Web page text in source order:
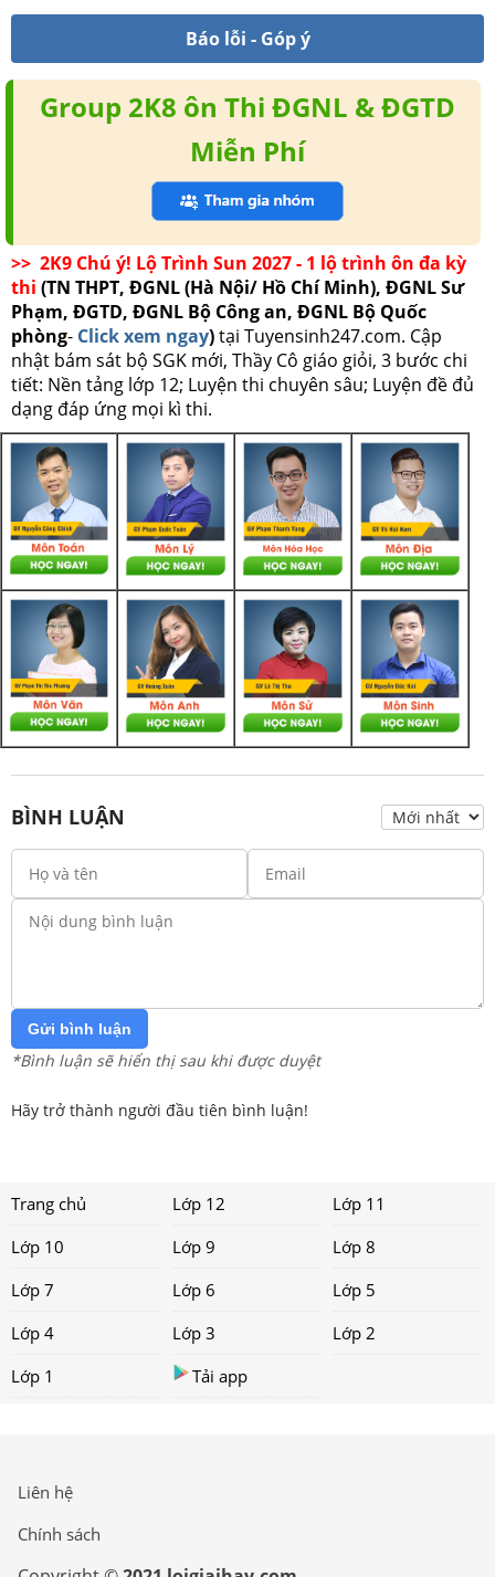
Báo lỗi - Góp ý
Group 2K8 ôn Thi ĐGNL & ĐGTD
Miễn Phí
>> 2K9 Chú ý! Lộ Trình Sun 2027 - 1 lộ trình ôn đa kỳ
thi (TN THPT, ĐGNL (Hà Nội/ Hồ Chí Minh), ĐGNL Sư
Phạm, ĐGTD, ĐGNL Bộ Công an, ĐGNL Bộ Quốc
phòng- Click xem ngay)tại Tuyensinh247.com. Cập
nhật bám sát bộ SGK mới, Thầy Cô giáo giỏi, 3 bước chi
tiết: Nền tảng lớp 12; Luyện thi chuyên sâu; Luyện đề đủ
dạng đáp ứng mọi kì thi.
BÌNH LUẬN
Gửi bình luận
*Bình luận sẽ hiển thị sau khi được duyệt
Hãy trở thành người đầu tiên bình luận!
Trang chủ Lớp 12
Lớp 11
Lớp 10
Lớp 9
Lớp 8
Lớp 7
Lớp 6
Lớp 5
Lớp 4
Lớp 3
Lớp 2
Lớp 1
Tải app
Liên hệ
Chính sách